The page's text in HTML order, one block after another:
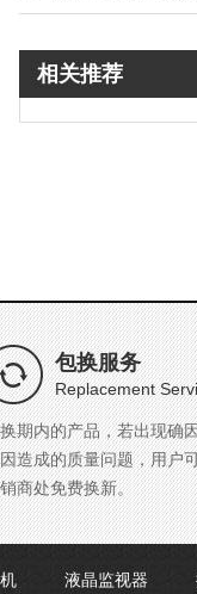
相关推荐
包换服务
Replacement
期内的产品，若出现确
造成的质量问题，用户
商处免费换新。
液晶监视器